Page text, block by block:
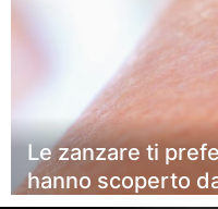
Le zanzare ti
hanno scoperto